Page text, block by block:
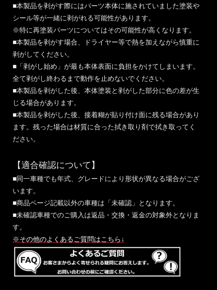
■本製品を剥がす際にはパーツ本体に施されていました塗装や
シール等が一緒に剥がれる可能性があります。
※特に再塗装パーツについてはその可能性が高くなります。
■本製品を剥がす場合、ドライヤー等で熱を加えながら慎重に
剥がしてください。
■「剥がし始め」が最も本体表面に負担をかけてしまいます。
全て剥がし終わるまで動作を止めないでください。
■本製品を剥がした後、本体塗装と剥がした部分に色の差が生
じる場合があります。
■本製品を剥がした後、接着糊が貼り付け面に残る場合があり
ます。残った場合は材質に合った拭き取り剤で拭き取ってく
ださい。
【適合確認について】
■同一車種でも年式、グレードにより形状が異なる場合がござ
います。
■商品ページ記載以外の車種は「未確認」となります。
■未確認車種でのご購入は返品・交換・返金の対象外となりま
す。
※その他のよくあるご質問はこちら↓